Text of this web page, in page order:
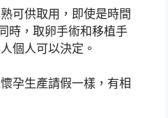
可供取用，即使是時間
時，取卵手術和移植手
個人可以決定。
孕生產請假一樣，有相